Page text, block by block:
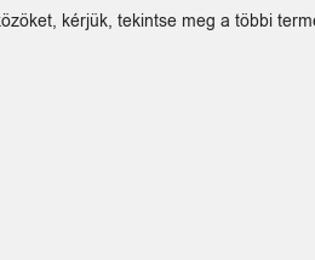
kérjük, tekintse meg a többi